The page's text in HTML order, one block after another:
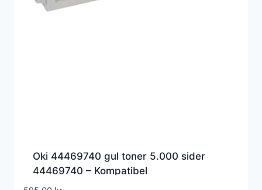
Oki 44469740 gul toner 5.000 sider
44469740 – Kompatibel